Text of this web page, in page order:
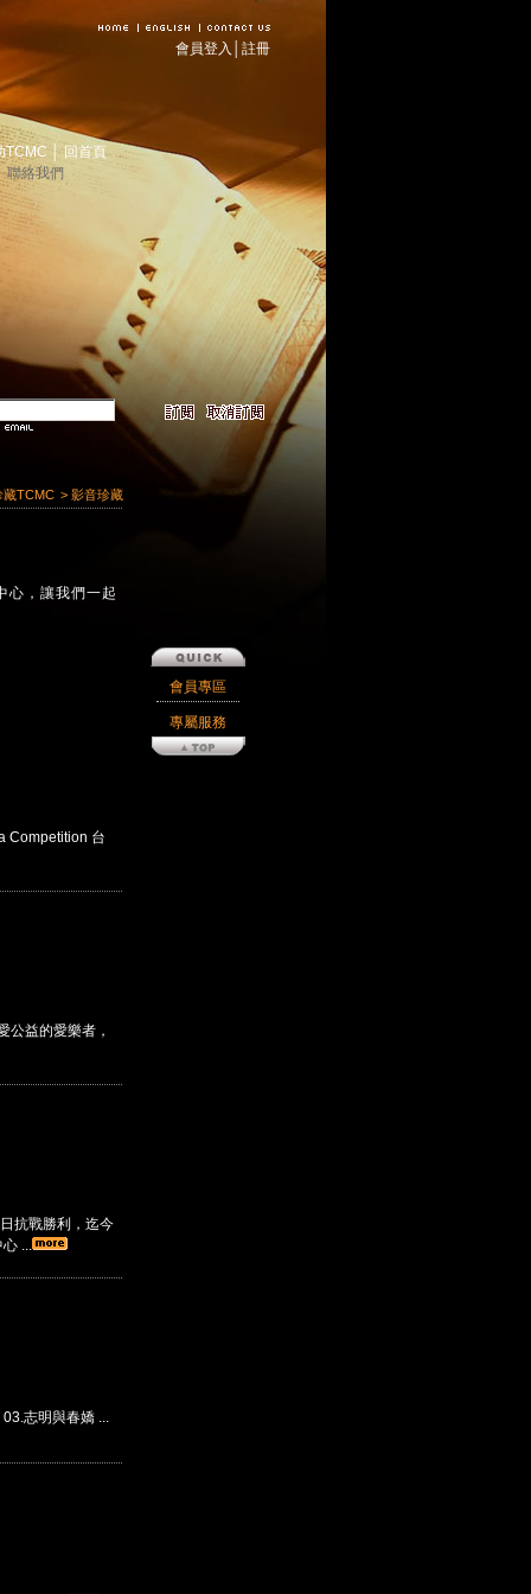
註冊
會員登入
TCMC │ 回首頁
聯絡我們
藏TCMC > 影音珍藏
心，讓我們一起
Competition 台
公益的愛樂者，
抗戰勝利，迄今
...
志明與春嬌 ...
會員專區
專屬服務